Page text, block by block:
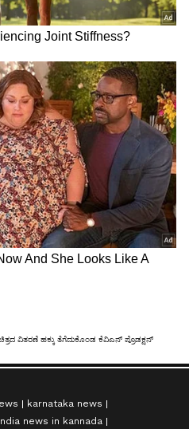
ವಿತರಣೆ ಹಕ್ಕು ತೆಗೆದುಕೊಂಡ ಕೆವಿಎನ್‌ ಪ್ರೊಡಕ್ಷನ್
karnataka news
news in kannada